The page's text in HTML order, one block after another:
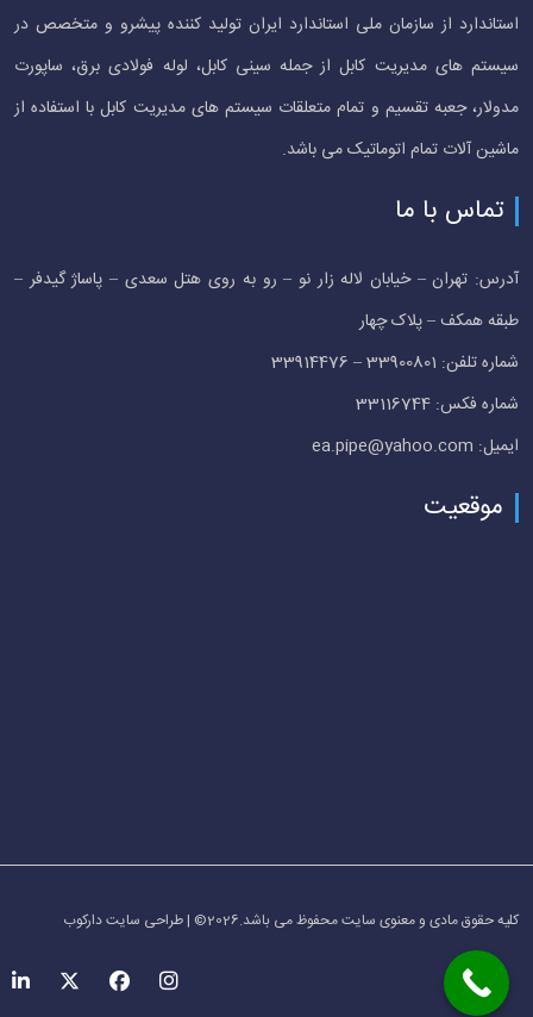
استاندارد از سازمان ملی استاندارد ایران تولید کننده پیشرو و متخصص در
سیستم های مدیریت کابل از جمله سینی کابل، لوله فولادی برق، ساپورت
مدولار، جعبه تقسیم و تمام متعلقات سیستم های مدیریت کابل با استفاده از
ماشین آلات تمام اتوماتیک می باشد.
تماس با ما
آدرس: تهران – خیابان لاله زار نو – رو به روی هتل سعدی – پاساژ گیدفر –
طبقه همکف – پلاک چهار
شماره تلفن: 33900801 – 33914476
شماره فکس: 33116744
ایمیل: ea.pipe@yahoo.com
موقعیت
کلیه حقوق مادی و معنوی سایت محفوظ می باشد.2026© | طراحی سایت دارکوب